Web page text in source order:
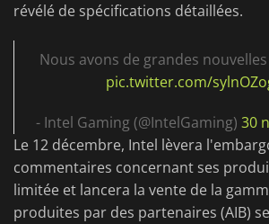
révélé de spécifications détaillées.
Nous avons de grandes
pic.twitter.com/
- Intel Gaming (@IntelGaming) 30
Le 12 décembre, Intel lèvera
commentaires concernant ses
limitée et lancera la vente de la
produites par des partenaires (AIB)